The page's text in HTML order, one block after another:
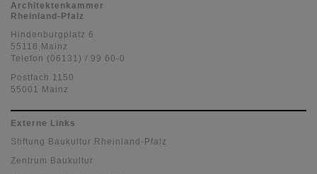
Architektenkammer
Rheinland-Pfalz
Hindenburgplatz 6
55118 Mainz
Telefon (06131) / 99 60-0
Postfach 1150
55001 Mainz
Externe Links
Stiftung Baukultur Rheinland-Pfalz
Zentrum Baukultur